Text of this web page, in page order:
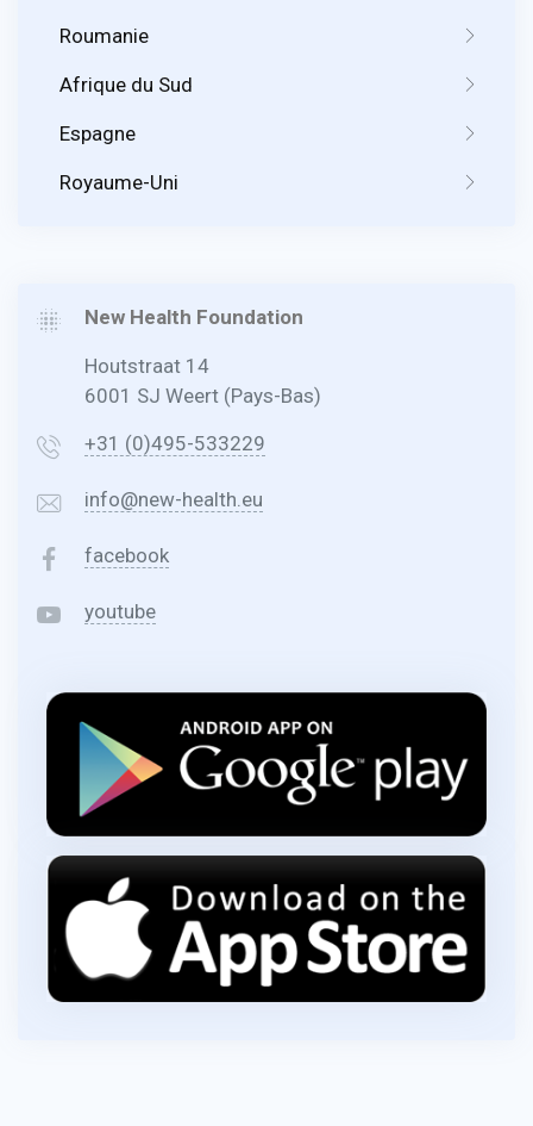
Roumanie
Afrique du Sud
Espagne
Royaume-Uni
New Health Foundation
Houtstraat 14
6001 SJ Weert (Pays-Bas)
+31 (0)495-533229
info@new-health.eu
facebook
youtube